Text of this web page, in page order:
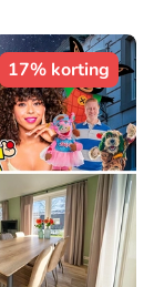
17% korting